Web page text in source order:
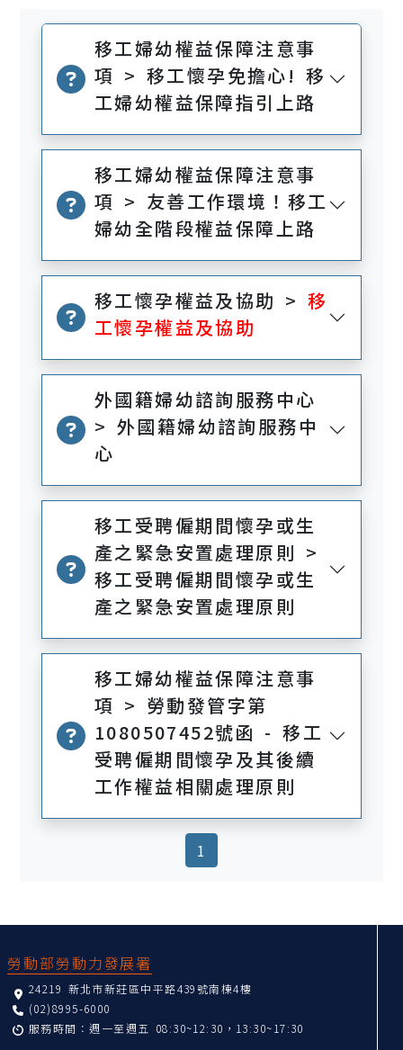
移工婦幼權益保障注意事
項 > 移工懷孕免擔心! 移
工婦幼權益保障指引上路
移工婦幼權益保障注意事
項 > 友善工作環境！移工
婦幼全階段權益保障上路
移工懷孕權益及協助 >移
工懷孕權益及協助
外國籍婦幼諮詢服務中心
> 外國籍婦幼諮詢服務中
心
移工受聘僱期間懷孕或生
產之緊急安置處理原則 >
移工受聘僱期間懷孕或生
產之緊急安置處理原則
移工婦幼權益保障注意事
項 > 勞動發管字第
1080507452號函 - 移工
受聘僱期間懷孕及其後續
工作權益相關處理原則
1
勞動部勞動力發展署
24219 新北市新莊區中平路439號南棟4樓
(02)8995-6000
服務時間：週一至週五 08:30~12:30，13:30~17:30